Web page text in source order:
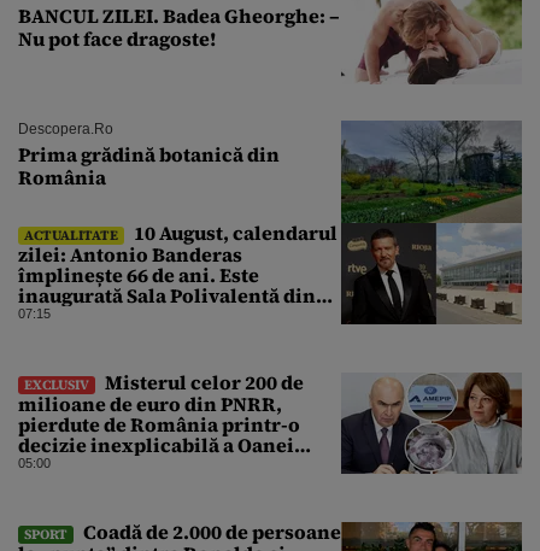
BANCUL ZILEI. Badea Gheorghe: –
Nu pot face dragoste!
Descopera.ro
Prima grădină botanică din
România
ACTUALITATE
10 August, calendarul
zilei: Antonio Banderas
împlinește 66 de ani. Este
inaugurată Sala Polivalentă din
București
07:15
EXCLUSIV
Misterul celor 200 de
milioane de euro din PNRR,
pierdute de România printr-o
decizie inexplicabilă a Oanei
Gheorghiu. Ultima hotărâre de
05:00
SPORT
Coadă de 2.000 de persoane